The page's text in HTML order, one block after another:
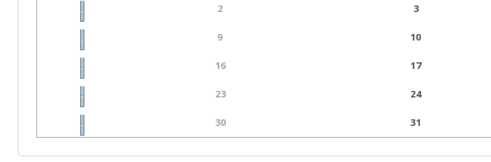
2
3
9
10
16
17
23
24
30
31